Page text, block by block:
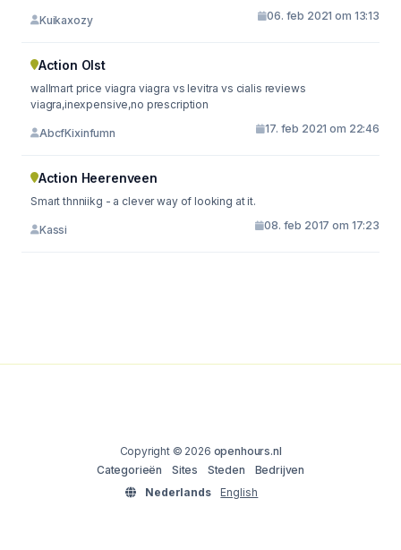
Kuikaxozy 06. feb 2021 om 13:13
Action Olst
wallmart price viagra viagra vs levitra vs cialis reviews
viagra,inexpensive,no prescription
AbcfKixinfumn 17. feb 2021 om 22:46
Action Heerenveen
Smart thnniikg - a clever way of looking at it.
Kassi 08. feb 2017 om 17:23
Copyright © 2026 openhours.nl
Categorieën
Sites Steden
Bedrijven
Nederlands
English